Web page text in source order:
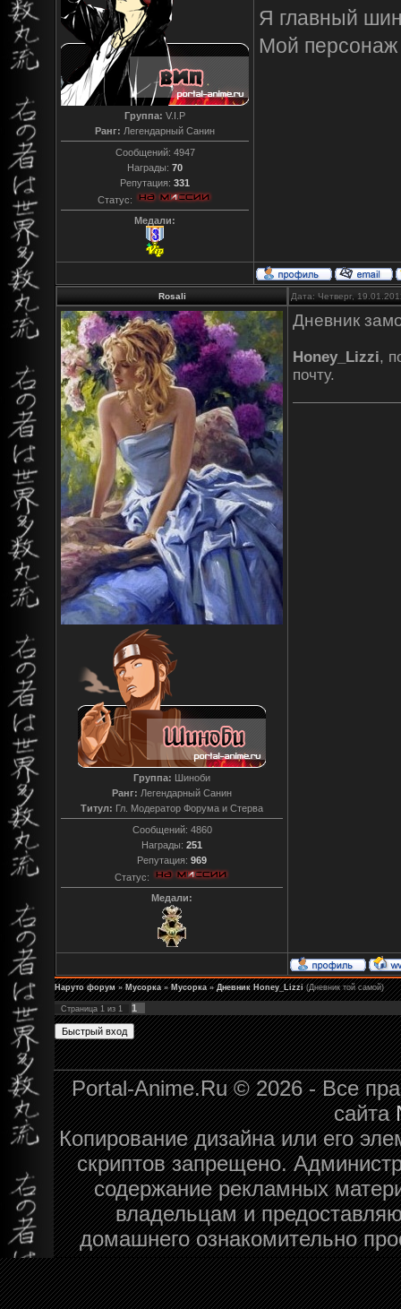
Группа: V.I.P
Ранг: Легендарный Санин
Сообщений: 4947
Награды: 70
Репутация: 331
Статус:
Медали:
Я главный
Мой персонаж
Rosali Дата: Четверг,
Группа: Шиноби
Ранг: Легендарный Санин
Титул: Гл. Модератор Форума и Стерва
Сообщений: 4860
Награды: 251
Репутация: 969
Статус:
Медали:
Дневник
Honey_Lizzi,
почту.
Наруто форум » Мусорка » Мусорка » Дневник Honey_Lizzi (Дневник той самой)
Страница 1 из 1 1
Portal-Anime.Ru © 2026 - Все
сайта
Копирование дизайна или его
скриптов запрещено.
содержание рекламных
владельцам и
домашнего ознакомительно